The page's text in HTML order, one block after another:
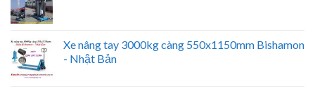
Xe nâng tay 3000kg càng 550x1150mm Bishamon
- Nhật Bản